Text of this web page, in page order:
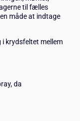
til fælles
måde at indtage
i krydsfeltet mellem
da